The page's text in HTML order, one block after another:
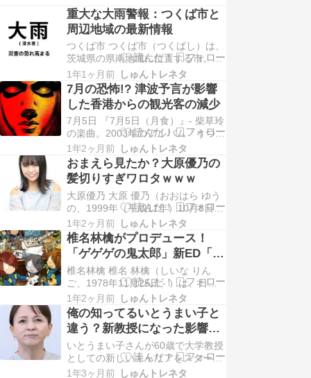
重大な大雨警報：つくば市と
周辺地域の最新情報
つくば市 つくば市（つくばし）は、
茨城県の県南地域に位置する市。業
務核都市、国際会議観光都市に指定
されている。また、学術・研究都市
としての筑波研究学園都市はつくば
市全域を区域とする。2011年（平成
23年）12月22日には総合特別区域
法に基づく国際戦略総合特別区域に
指定された。…
1年1ヶ月前 しゅんトレネタ
7月の恐怖!? 津波予言が影響
した香港からの観光客の減少
7月5日 『7月5日（月食）』- 柴草玲
の楽曲。2003年のアルバム「うつせ
みソナタ」所収。2001年7月5日に
観測された部分月食を題材としてい
る。 『7月5日』 - 渋谷すばるの楽
曲。2022年の配信限定シングル表題
曲。 『2025年7月5日午前4時18
分』 - たつき諒の漫…
1年2ヶ月前 しゅんトレネタ
おまえら見たか？大原優乃の
髪切りすぎワロタｗｗｗ
大原優乃 大原 優乃（おおはら ゆう
の、1999年（平成11年）10月8日 -
）は、日本のグラビアアイドル、女
優、ファッションモデル、ダンサ
ー、YouTuber。エイベックス・マネ
ジメント・エージェンシー所属。
Dream5の元メンバー。 鹿児島県鹿
児島市出身。神村学園高等部卒…
1年2ヶ月前 しゅんトレネタ
椎名林檎がプロデュース！
「ゲゲゲの鬼太郎」新ED「闇
にご用心」の魅力に迫る
椎名林檎 椎名 林檎（しいな りん
ご、1978年11月25日 - ）は、日本
の女性シンガーソングライター。ロ
ックバンド東京事変の主宰でボーカ
ルを担当。 黒猫堂所属。レコードレ
ーベルはEMI Records。 2009年、
平成20年度芸術選奨新人賞（大衆芸
能部門）受賞。2017年…
1年2ヶ月前 しゅんトレネタ
俺の知ってるいとうまい子と
違う？新教授になった影響ｗ
ｗ
いとうまい子さんが60歳で大学教授
としての新しいキャリアをスタート
させる姿に、多くの人が感銘を受け
1年3ヶ月前 しゅんトレネタ